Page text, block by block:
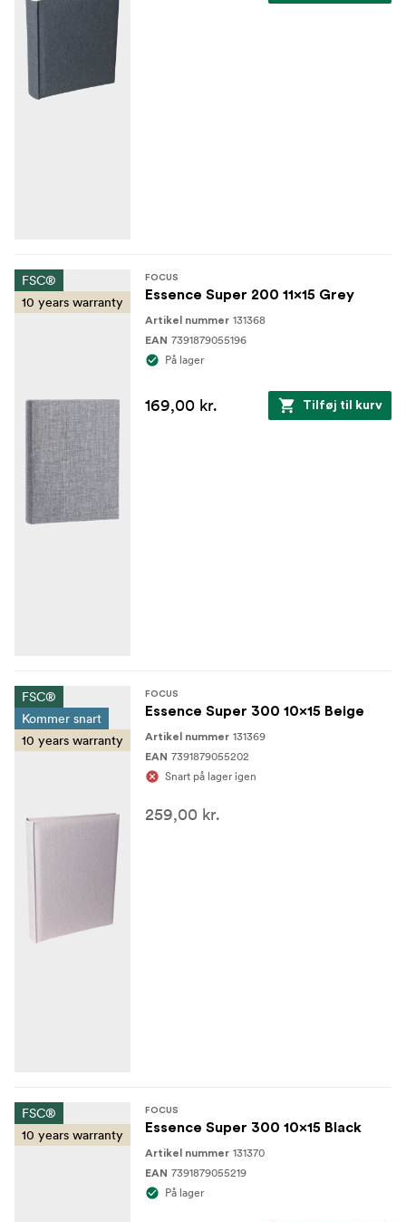
FSC®
10 years warranty
FOCUS
Essence Super 200 11x15 Grey
Artikel nummer 131368
EAN 7391879055196
På lager
169,00 kr. Tilføj til kurv
FSC®
Kommer snart
10 years warranty
FOCUS
Essence Super 300 10x15 Beige
Artikel nummer 131369
EAN 7391879055202
Snart på lager igen
259,00 kr.
FSC®
10 years warranty
FOCUS
Essence Super 300 10x15 Black
Artikel nummer 131370
EAN 7391879055219
På lager